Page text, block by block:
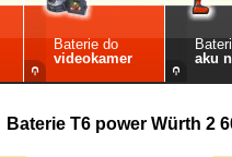
Baterie do
videokamer
aku
Baterie T6 power Würth 2